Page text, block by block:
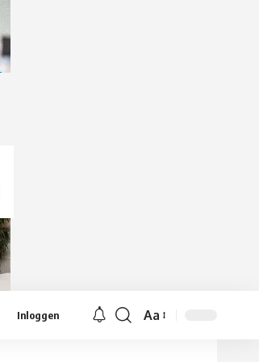
Inloggen
Lettergrootte
Aa